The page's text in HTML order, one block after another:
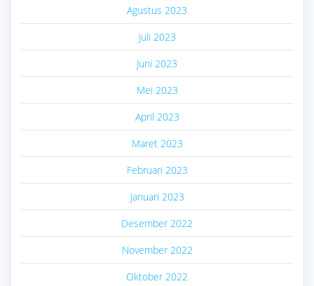
Agustus 2023
Juli 2023
Juni 2023
Mei 2023
April 2023
Maret 2023
Februari 2023
Januari 2023
Desember 2022
November 2022
Oktober 2022